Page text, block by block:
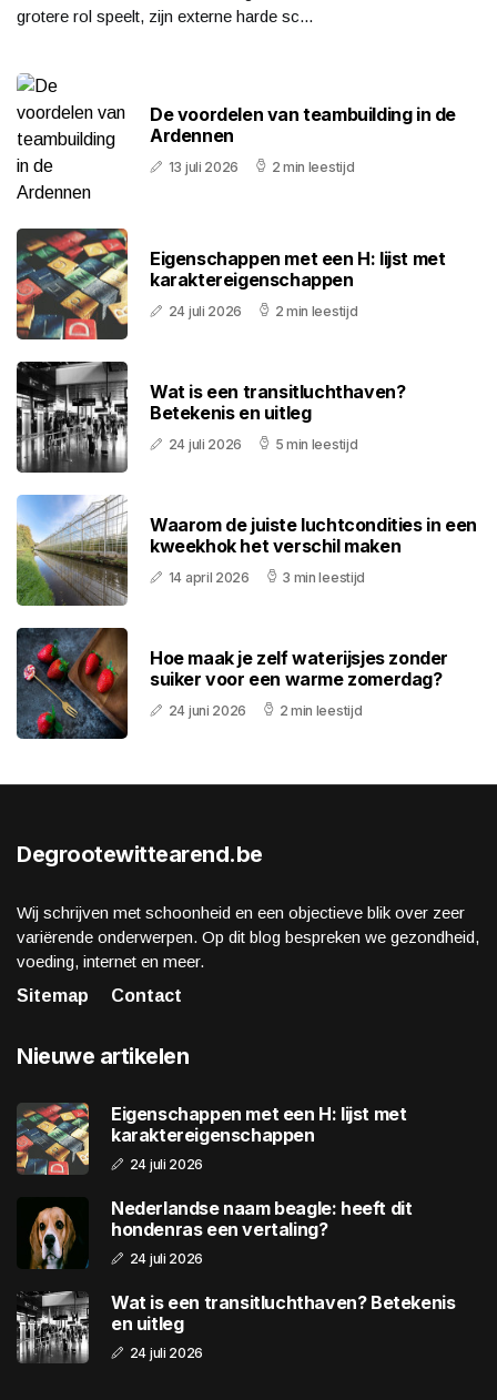
grotere rol speelt, zijn externe harde sc...
De voordelen van teambuilding in de
Ardennen
13 juli 2026 2 min leestijd
Eigenschappen met een H: lijst met
karaktereigenschappen
24 juli 2026 2 min leestijd
Wat is een transitluchthaven?
Betekenis en uitleg
24 juli 2026 5 min leestijd
Waarom de juiste luchtcondities in een
kweekhok het verschil maken
14 april 2026 3 min leestijd
Hoe maak je zelf waterijsjes zonder
suiker voor een warme zomerdag?
24 juni 2026 2 min leestijd
Degrootewittearend.be
Wij schrijven met schoonheid en een objectieve blik over zeer
variërende onderwerpen. Op dit blog bespreken we gezondheid,
voeding, internet en meer.
Sitemap
Contact
Nieuwe artikelen
Eigenschappen met een H: lijst met
karaktereigenschappen
24 juli 2026
Nederlandse naam beagle: heeft dit
hondenras een vertaling?
24 juli 2026
Wat is een transitluchthaven? Betekenis
en uitleg
24 juli 2026